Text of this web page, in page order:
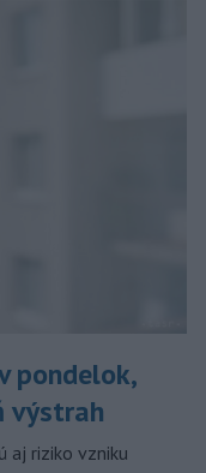
pondelok,
výstrah
aj riziko vzniku